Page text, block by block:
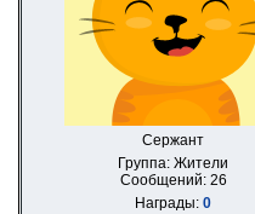
Сержант
Группа: Жители
Сообщений: 26
Награды: 0